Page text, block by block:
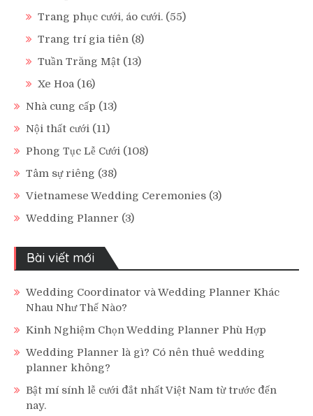
Trang phục cưới, áo cưới. (55)
Trang trí gia tiên (8)
Tuần Trăng Mật (13)
Xe Hoa (16)
Nhà cung cấp (13)
Nội thất cưới (11)
Phong Tục Lễ Cưới (108)
Tâm sự riêng (38)
Vietnamese Wedding Ceremonies (3)
Wedding Planner (3)
Bài viết mới
Wedding Coordinator và Wedding Planner Khác
Nhau Như Thế Nào?
Kinh Nghiệm Chọn Wedding Planner Phù Hợp
Wedding Planner là gì? Có nên thuê wedding
planner không?
Bật mí sính lễ cưới đắt nhất Việt Nam từ trước đến
nay.